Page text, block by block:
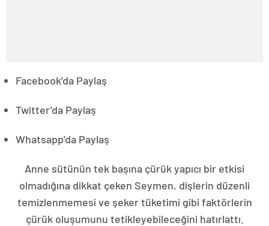
Facebook’da Paylaş
Twitter’da Paylaş
Whatsapp’da Paylaş
Anne sütünün tek başına çürük yapıcı bir etkisi
olmadığına dikkat çeken Seymen, dişlerin düzenli
temizlenmemesi ve şeker tüketimi gibi faktörlerin
çürük oluşumunu tetikleyebileceğini hatırlattı.